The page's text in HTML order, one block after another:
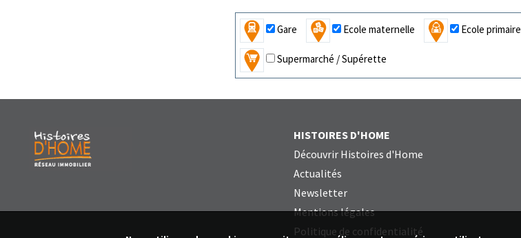
Gare Ecole maternelle Ecole primaire
Supermarché / Supérette
HISTOIRES D'HOME
Découvrir Histoires d'Home
Actualités
Newsletter
Mentions légales
Politique de confidentialité